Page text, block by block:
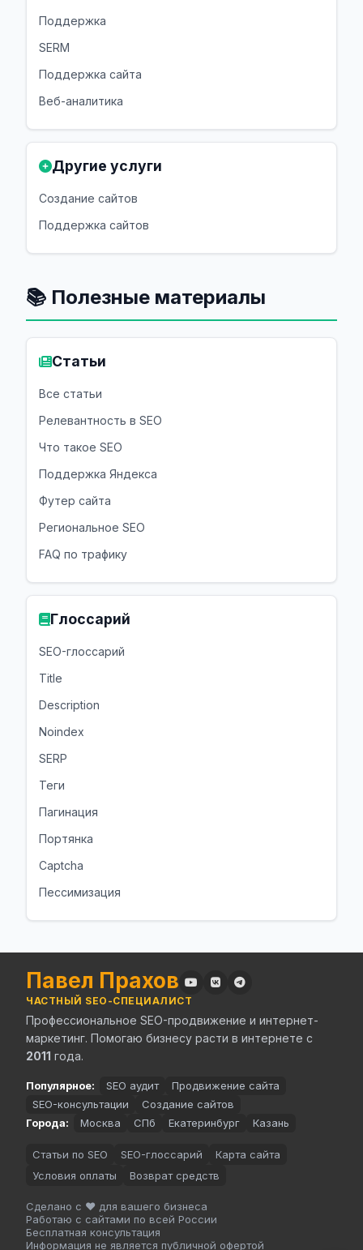
Поддержка
SERM
Поддержка сайта
Веб-аналитика
Другие услуги
Создание сайтов
Поддержка сайтов
📚 Полезные материалы
Статьи
Все статьи
Релевантность в SEO
Что такое SEO
Поддержка Яндекса
Футер сайта
Региональное SEO
FAQ по трафику
Глоссарий
SEO-глоссарий
Title
Description
Noindex
SERP
Теги
Пагинация
Портянка
Captcha
Пессимизация
Павел Прахов
ЧАСТНЫЙ SEO-СПЕЦИАЛИСТ
Профессиональное SEO-продвижение и интернет-
маркетинг. Помогаю бизнесу расти в интернете с
2011 года.
Популярное: SEO аудит
Продвижение сайта
SEO-консультации
Создание сайтов
Города:
Москва СПб Екатеринбург Казань
Статьи по SEO SEO-глоссарий
Карта сайта
Условия оплаты
Возврат средств
Сделано с ❤️ для вашего бизнеса
Работаю с сайтами по всей России
Бесплатная консультация
Информация не является публичной офертой